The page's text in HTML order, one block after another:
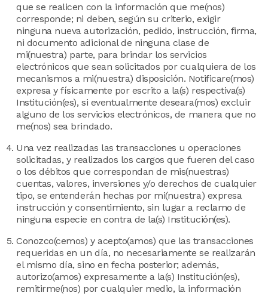
que se realicen con la información que me(nos)
corresponde; ni deben, según su criterio, exigir
ninguna nueva autorización, pedido, instrucción, firma,
ni documento adicional de ninguna clase de
mi(nuestra) parte, para brindar los servicios
electrónicos que sean solicitados por cualquiera de los
mecanismos a mi(nuestra) disposición. Notificare(mos)
expresa y físicamente por escrito a la(s) respectiva(s)
Institución(es), si eventualmente deseara(mos) excluir
alguno de los servicios electrónicos, de manera que no
me(nos) sea brindado.
Una vez realizadas las transacciones u operaciones
solicitadas, y realizados los cargos que fueren del caso
o los débitos que correspondan de mis(nuestras)
cuentas, valores, inversiones y/o derechos de cualquier
tipo, se entenderán hechas por mi(nuestra) expresa
instrucción y consentimiento, sin lugar a reclamo de
ninguna especie en contra de la(s) Institución(es).
Conozco(cemos) y acepto(amos) que las transacciones
requeridas en un día, no necesariamente se realizarán
el mismo día, sino en fecha posterior; además,
autorizo(amos) expresamente a la(s) Institución(es),
remitirme(nos) por cualquier medio, la información